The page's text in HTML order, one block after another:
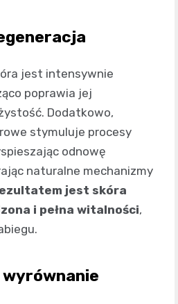
jest intensywnie
poprawia jej
Dodatkowo,
stymuluje procesy
odnowę
naturalne mechanizmy
jest skóra
i pełna witalności,
wyrównanie